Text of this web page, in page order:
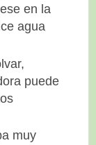
en la
agua
puede
muy